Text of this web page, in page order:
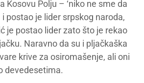
Kosovu Polju – ‘niko ne sme da
i postao je lider srpskog naroda,
je postao lider zato što je rekao
Naravno da su i pljačkaška
krive za osiromašenje, ali oni
devedesetima.